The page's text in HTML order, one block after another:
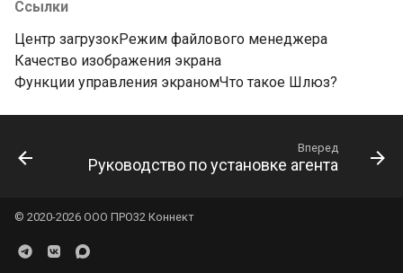
Ссылки
Центр загрузокРежим файлового менеджера
Качество изображения экрана
Функции управления экраномЧто такое Шлюз?
Вперед
Руководство по установке агента
© 2020-2026 ООО ПРО32 Коннект